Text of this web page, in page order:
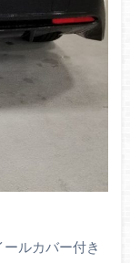
ルカバー付き